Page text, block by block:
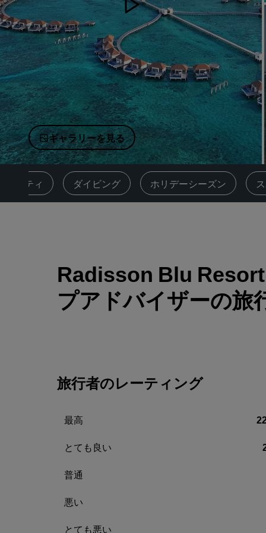
中国の関連ブランド
ギャラリーを見る
ィビティ ダイビング ホリデーシーズン
Radisson Blu
プアドバイザーの旅
旅行者のレーティング
最高
とても良い
普通
悪い
とても悪い